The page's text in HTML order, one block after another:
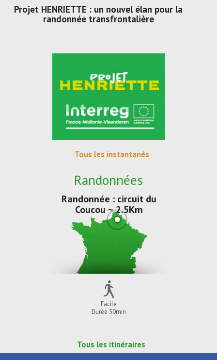
Projet HENRIETTE : un nouvel élan pour la
randonnée transfrontalière
Tous les instantanés
Randonnées
Randonnée : circuit du
Coucou ~ 2.5Km
Facile
Durée 50min
Tous les itinéraires